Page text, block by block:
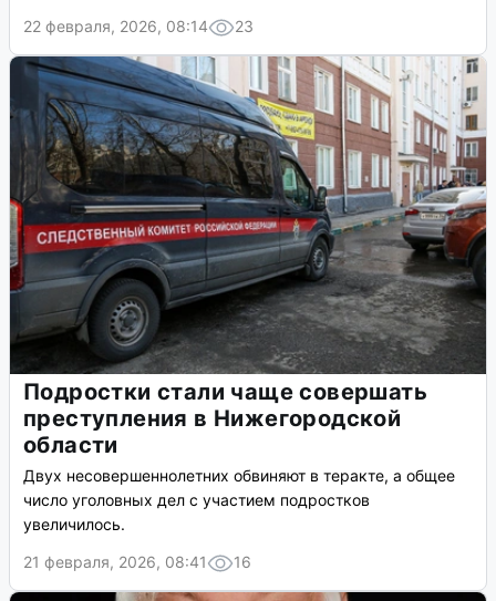
22 февраля, 2026, 08:14
23
Подростки стали чаще совершать
преступления в Нижегородской
области
Двух несовершеннолетних обвиняют в теракте, а общее
число уголовных дел с участием подростков
увеличилось.
21 февраля, 2026, 08:41
16